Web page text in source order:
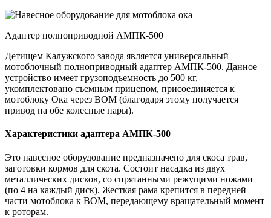
Адаптер полноприводной АMПК-500
Детищем Калужского завода является универсальный
мотоблочный полноприводный адаптер АМПК-500. Данное
устройство имеет грузоподъемность до 500 кг,
укомплектовано съемным прицепом, присоединяется к
мотоблоку Ока через ВОМ (благодаря этому получается
привод на обе колесные пары).
Характеристики адаптера АМПК-500
Это навесное оборудование предназначено для скоса трав,
заготовки кормов для скота. Состоит насадка из двух
металлических дисков, со спрятанными режущими ножами
(по 4 на каждый диск). Жесткая рама крепится в передней
части мотоблока к ВОМ, передающему вращательный момент
к роторам.